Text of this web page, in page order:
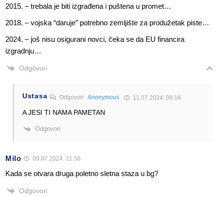
2015. – trebala je biti izgrađena i puštena u promet…
2018. – vojska “daruje” potrebno zemljište za produžetak piste…
2024. – još nisu osigurani novci, čeka se da EU financira
izgradnju…
Odgovori
Ustasa OdgovoriAnonymous 11.07.2024. 09:16
A JESI TI NAMA PAMETAN
Odgovori
Milo 09.07.2024. 21:56
Kada se otvara druga poletno sletna staza u bg?
Odgovori